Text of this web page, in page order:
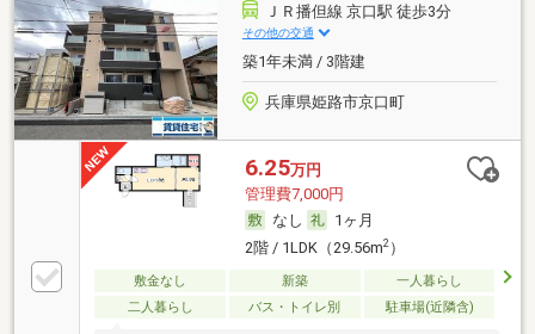
ＪＲ播但線 京口駅 徒歩3分
その他の交通
築1年未満 / 3階建
兵庫県姫路市京口町
6.25万円
管理費7,000円
なし
1ヶ月
2階 / 1LDK（29.56m2）
敷金なし 新築
一人暮らし
二人暮らし
バス・トイレ別 駐車場(近隣含)